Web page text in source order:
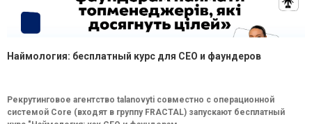
Наймология: бесплатный курс для CEO и фаундеров
Рекрутинговое агентство talanovyti совместно с операционной
системой Core (входят в группу FRACTAL) запускают бесплатный